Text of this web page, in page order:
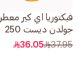
فيكتوريا اي كير معطر
جولدن ديست 250
مل
37.95
36.05